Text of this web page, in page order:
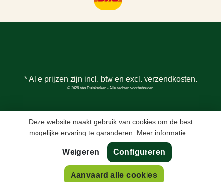
* Alle prijzen zijn incl. btw en excl. verzendkosten.
© 2026 Van Duinkerken - Alle rechten voorbehouden.
Deze website maakt gebruik van cookies om de best
mogelijke ervaring te garanderen. Meer informatie...
Weigeren Configureren
Aanvaard alle cookies